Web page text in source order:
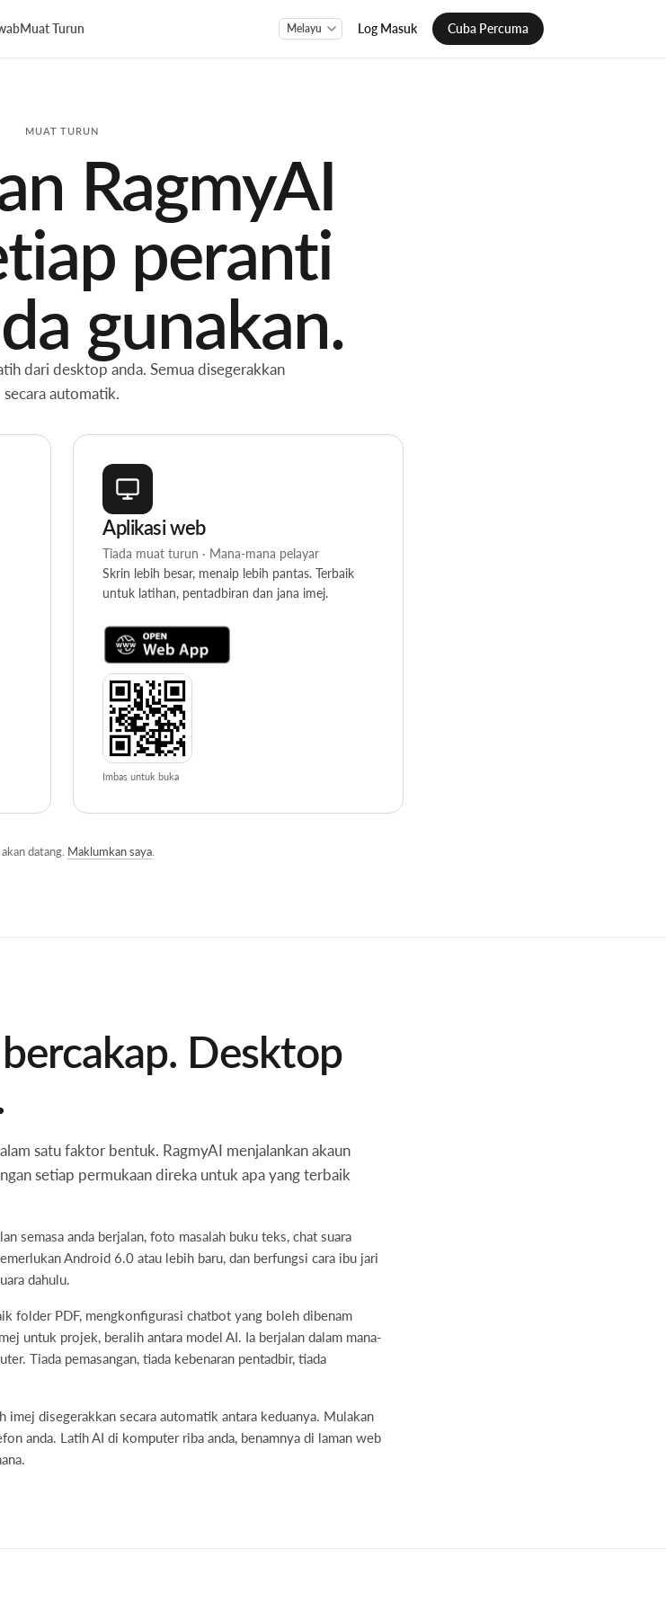
Muat Turun Log Masuk Cuba Percuma
MUAT TURUN
RagmyAI
peranti
gunakan.
dari desktop anda. Semua disegerakkan
secara automatik.
Aplikasi web
Tiada muat turun · Mana-mana pelayar
Skrin lebih besar, menaip lebih pantas. Terbaik
untuk latihan, pentadbiran dan jana imej.
Imbas untuk buka
datang. Maklumkan saya
Desktop
satu faktor bentuk. RagmyAI menjalankan akaun
setiap permukaan direka untuk apa yang terbaik
semasa anda berjalan, foto masalah buku teks, chat suara
Android 6.0 atau lebih baru, dan berfungsi cara ibu jari
dahulu.
folder PDF, mengkonfigurasi chatbot yang boleh dibenam
untuk projek, beralih antara model AI. Ia berjalan dalam mana-
Tiada pemasangan, tiada kebenaran pentadbir, tiada
imej disegerakkan secara automatik antara keduanya. Mulakan
anda. Latih AI di komputer riba anda, benamnya di laman web